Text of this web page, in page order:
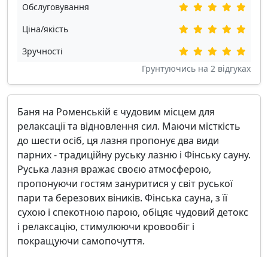
Обслуговування
Ціна/якість
Зручності
Грунтуючись на 2 відгуках
Баня на Роменській є чудовим місцем для
релаксації та відновлення сил. Маючи місткість
до шести осіб, ця лазня пропонує два види
парних - традиційну руську лазню і Фінську сауну.
Руська лазня вражає своєю атмосферою,
пропонуючи гостям зануритися у світ руської
пари та березових віників. Фінська сауна, з її
сухою і спекотною парою, обіцяє чудовий детокс
і релаксацію, стимулюючи кровообіг і
покращуючи самопочуття.